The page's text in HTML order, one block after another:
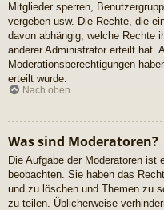
Mitglieder sperren,
vergeben usw. Die Rechte, die
davon abhängig, welche Rechte
anderer Administrator erteilt hat.
Moderationsberechtigungen
erteilt wurde.
Nach oben
Was sind Moderatoren?
Die Aufgabe der Moderatoren
beobachten. Sie haben das
und zu löschen und Themen zu
zu teilen. Üblicherweise